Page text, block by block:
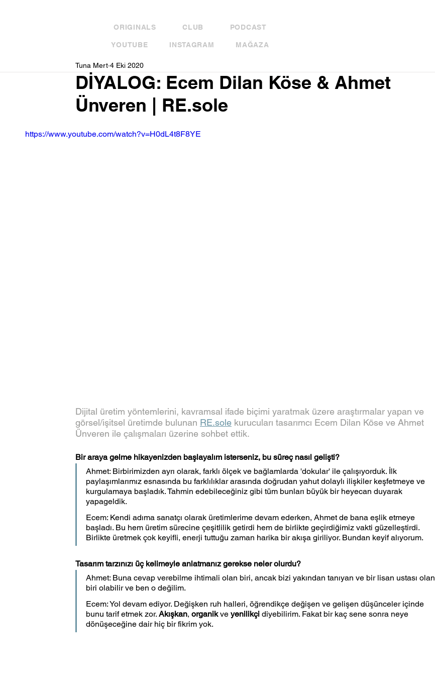
ORIGINALS CLUB PODCAST
YOUTUBE INSTAGRAM MAĞAZA
DİYALOG: Ecem Dilan Köse & Ahmet
Ünveren | RE.sole
Tuna Mert 4 Eki 2020
https://www.youtube.com/watch?v=H0dL4t8F8YE
Dijital üretim yöntemlerini, kavramsal ifade biçimi yaratmak üzere araştırmalar yapan ve
görsel/işitsel üretimde bulunan RE.sole kurucuları tasarımcı Ecem Dilan Köse ve Ahmet
Ünveren ile çalışmaları üzerine sohbet ettik.
Bir araya gelme hikayenizden başlayalım isterseniz, bu süreç nasıl gelişti?
Ahmet: Birbirimizden ayrı olarak, farklı ölçek ve bağlamlarda 'dokular' ile çalışıyorduk. İlk
paylaşımlarımız esnasında bu farklılıklar arasında doğrudan yahut dolaylı ilişkiler keşfetmeye ve
kurgulamaya başladık. Tahmin edebileceğiniz gibi tüm bunları büyük bir heyecan duyarak
yapageldik.
Ecem: Kendi adıma sanatçı olarak üretimlerime devam ederken, Ahmet de bana eşlik etmeye
başladı. Bu hem üretim sürecine çeşitlilik getirdi hem de birlikte geçirdiğimiz vakti güzelleştirdi.
Birlikte üretmek çok keyifli, enerji tuttuğu zaman harika bir akışa giriliyor. Bundan keyif alıyorum.
Tasarım tarzınızı üç kelimeyle anlatmanız gerekse neler olurdu?
Ahmet: Buna cevap verebilme ihtimali olan biri, ancak bizi yakından tanıyan ve bir lisan ustası olan
biri olabilir ve ben o değilim.
Ecem: Yol devam ediyor. Değişken ruh halleri, öğrendikçe değişen ve gelişen düşünceler içinde
bunu tarif etmek zor. Akışkan, organik ve yenilikçi diyebilirim. Fakat bir kaç sene sonra neye
dönüşeceğine dair hiç bir fikrim yok.